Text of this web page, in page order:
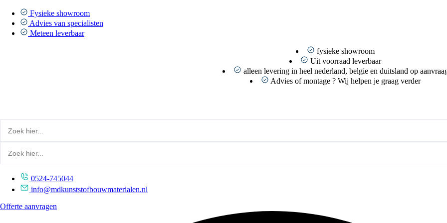
naar
inhoud
Fysieke showroom
Advies van specialisten
Meteen leverbaar
fysieke showroom
Uit voorraad leverbaar
alleen levering in heel nederland, belgie en duitsland op
Advies of montage ? Wij helpen je graag verder
0524-745044
info@mdkunststofbouwmaterialen.nl
Offerte aanvragen